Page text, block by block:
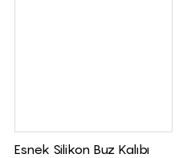
Esnek Silikon Buz Kalıbı